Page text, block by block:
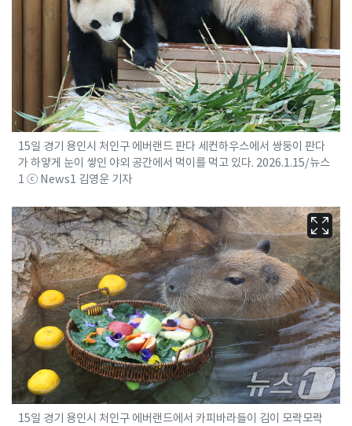
15일 경기 용인시 처인구 에버랜드 판다 세컨하우스에서 쌍둥이 판다
가 하얗게 눈이 쌓인 야외 공간에서 먹이를 먹고 있다. 2026.1.15/뉴스
1 ⓒ News1 김영운 기자
15일 경기 용인시 처인구 에버랜드에서 카피바라들이 김이 모락모락